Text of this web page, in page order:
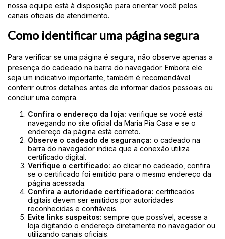
nossa equipe está à disposição para orientar você pelos
canais oficiais de atendimento.
Como identificar uma página segura
Para verificar se uma página é segura, não observe apenas a
presença do cadeado na barra do navegador. Embora ele
seja um indicativo importante, também é recomendável
conferir outros detalhes antes de informar dados pessoais ou
concluir uma compra.
Confira o endereço da loja: verifique se você está
navegando no site oficial da Maria Pia Casa e se o
endereço da página está correto.
Observe o cadeado de segurança: o cadeado na
barra do navegador indica que a conexão utiliza
certificado digital.
Verifique o certificado: ao clicar no cadeado, confira
se o certificado foi emitido para o mesmo endereço da
página acessada.
Confira a autoridade certificadora: certificados
digitais devem ser emitidos por autoridades
reconhecidas e confiáveis.
Evite links suspeitos: sempre que possível, acesse a
loja digitando o endereço diretamente no navegador ou
utilizando canais oficiais.